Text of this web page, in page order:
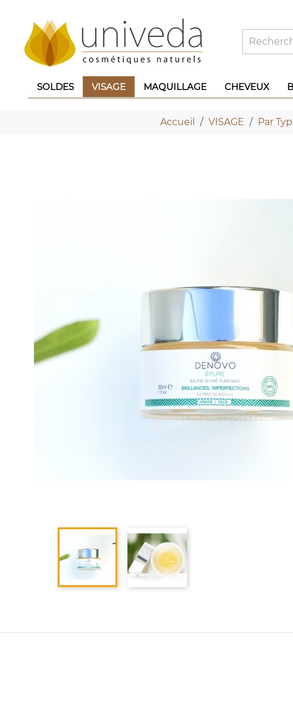
SOLDES VISAGE MAQUILLAGE CHEVEUX
Accueil VISAGE Par